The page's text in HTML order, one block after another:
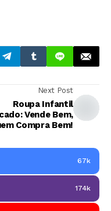
Next Post
Roupa Infantil
Vende Bem,
Compra Bem!
67k
174k